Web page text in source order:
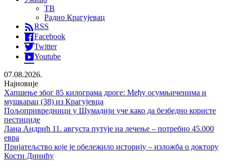
ТВ
Радио Крагујевац
RSS
Facebook
Twitter
Youtube
07.08.2026.
Најновије
Хапшење због 85 килограма дроге: Међу осумњиченима и
мушкарац (38) из Крагујевца
Пољопривредници у Шумадији уче како да безбедно користе
пестициде
Лана Андрић 11. августа путује на лечење – потребно 45.000
евра
Пријатељство које је обележило историју – изложба о доктору
Кости Динићу